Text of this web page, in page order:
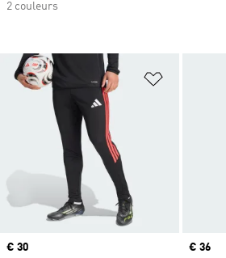
Ajouter à
Prix actuel
€ 30 Prix
€ 36
2 couleurs